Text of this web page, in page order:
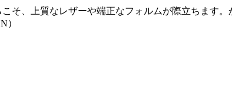
そ、上質なレザーや端正なフォルムが際立ちます
）